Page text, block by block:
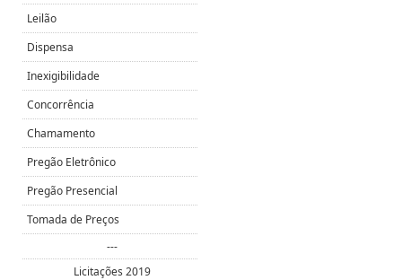
Leilão
Dispensa
Inexigibilidade
Concorrência
Chamamento
Pregão Eletrônico
Pregão Presencial
Tomada de Preços
---
Licitações 2019